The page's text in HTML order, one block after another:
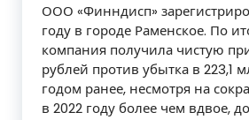
ООО «Финндисп»
году в городе Раменское. По
компания получила чистую
рублей против убытка в 223,1
годом ранее, несмотря на
в 2022 году более чем вдвое,